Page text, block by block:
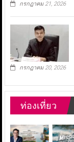
กรกฎาคม 21, 2026
กรกฎาคม 20, 2026
ท่องเที่ยว